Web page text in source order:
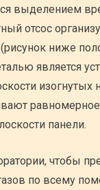
выделением
отсос
ниже
является
изогнутых
панели.
чтобы
по всему